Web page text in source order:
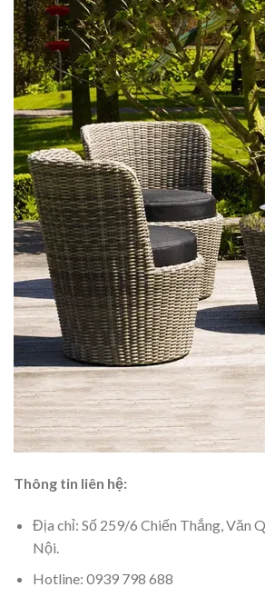
Thông tin liên hệ:
Địa chỉ: Số 259/6 Chiến Thắng, Văn
Nội.
Hotline: 0939 798 688